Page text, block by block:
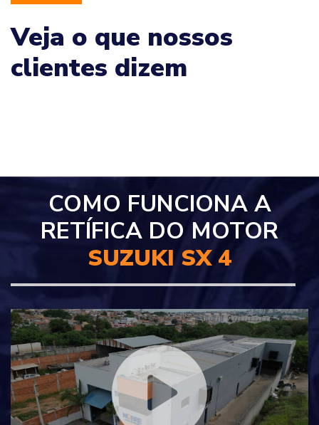
Veja o que nossos
clientes dizem
COMO FUNCIONA A
RETÍFICA DO MOTOR
SUZUKI SX 4